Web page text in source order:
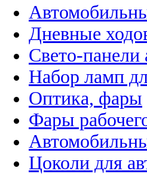
Дневные
Свето-панели
Набор ламп
Оптика, фары
Фары
Цоколи для